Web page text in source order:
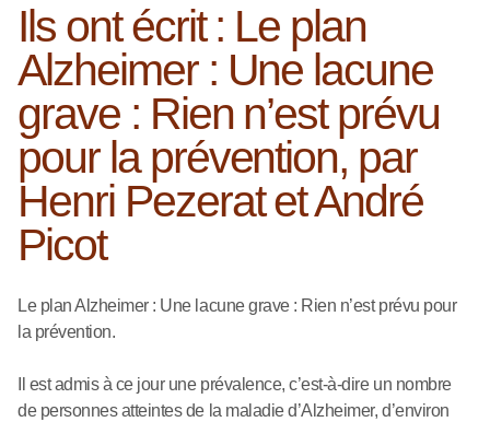
Ils ont écrit : Le plan
Alzheimer : Une lacune
grave : Rien n’est prévu
pour la prévention, par
Henri Pezerat et André
Picot
Le plan Alzheimer : Une lacune grave : Rien n’est prévu pour
la prévention.
Il est admis à ce jour une prévalence, c’est-à-dire un nombre
de personnes atteintes de la maladie d’Alzheimer, d’environ